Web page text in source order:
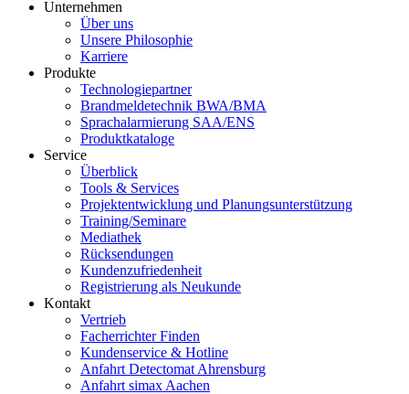
Unternehmen
Über uns
Unsere Philosophie
Karriere
Produkte
Technologiepartner
Brandmeldetechnik BWA/BMA
Sprachalarmierung SAA/ENS
Produktkataloge
Service
Überblick
Tools & Services
Projektentwicklung und Planungsunterstützung
Training/Seminare
Mediathek
Rücksendungen
Kundenzufriedenheit
Registrierung als Neukunde
Kontakt
Vertrieb
Facherrichter Finden
Kundenservice & Hotline
Anfahrt Detectomat Ahrensburg
Anfahrt simax Aachen